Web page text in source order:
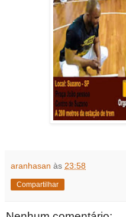
aranhasan às 23:58
Compartilhar